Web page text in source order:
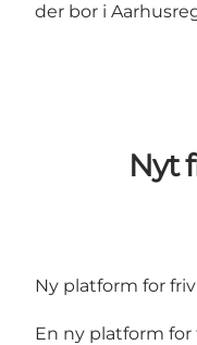
der bor i
Nyt
Ny platform for
En ny platform for